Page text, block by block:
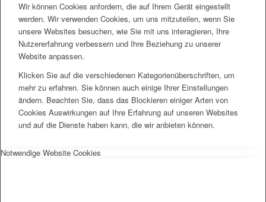
Wir können Cookies anfordern, die auf Ihrem Gerät eingestellt
werden. Wir verwenden Cookies, um uns mitzuteilen, wenn Sie
unsere Websites besuchen, wie Sie mit uns interagieren, Ihre
Nutzererfahrung verbessern und Ihre Beziehung zu unserer
Website anpassen.
Klicken Sie auf die verschiedenen Kategorienüberschriften, um
mehr zu erfahren. Sie können auch einige Ihrer Einstellungen
ändern. Beachten Sie, dass das Blockieren einiger Arten von
Cookies Auswirkungen auf Ihre Erfahrung auf unseren Websites
und auf die Dienste haben kann, die wir anbieten können.
Notwendige Website Cookies